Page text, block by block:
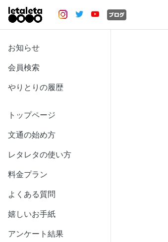
お知らせ
会員検索
やりとりの履歴
トップページ
文通の始め方
レタレタの使い方
料金プラン
よくある質問
嬉しいお手紙
アンケート結果